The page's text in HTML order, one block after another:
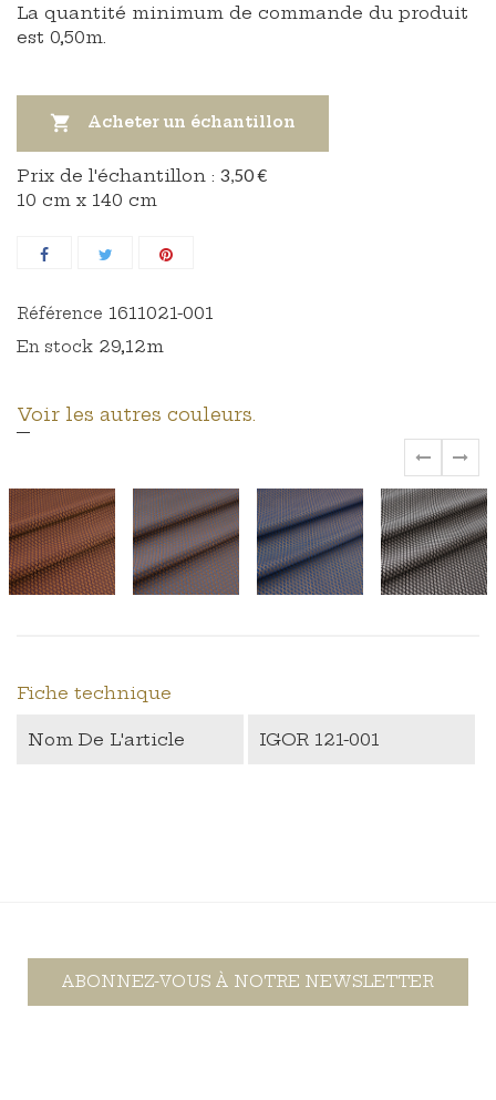
La quantité minimum de commande du produit
est 0,50m.
 Acheter un échantillon
Prix ​​de l'échantillon : 3,50 €
10 cm x 140 cm
Référence 1611021-001
En stock 29,12m
Voir les autres couleurs.
‹ ›
Fiche technique
Nom De L'article IGOR 121-001
ABONNEZ-VOUS À NOTRE NEWSLETTER